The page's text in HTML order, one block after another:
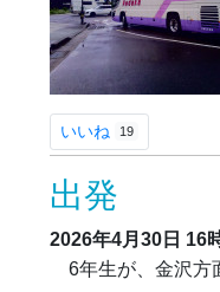
いいね 19
出発
2026年4月30日 16
6年生が、金沢方